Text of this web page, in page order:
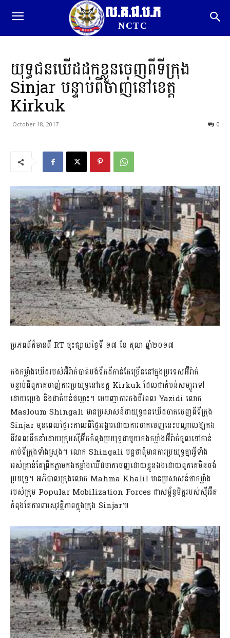
ល.គ.ជ.ប.ភ
NCTC
យុទ្ធជនឃើដដកខ្លួនចេញពីទីក្រុង
Sinjar បន្ទាប់ពីចាញ់នៅខេត្ត
Kirkuk
October 18, 2017 0
ប្រភពព័ត៌មានពី RT ចុះផ្សាយថ្ងៃទី ១៧ ខែ តុលា ឆ្នាំ២០១៧
កងកម្លាំងឃើដរបស់អ៊ីរ៉ាក់បាត់បង់ទឹកដីកាន់តែច្រើននៅក្នុងប្រទេសអ៊ីរ៉ាក់
បន្ទាប់ពីពួកគេចាញ់ការប្រយុទ្ធនៅខេត្ត Kirkuk ដែលជាតំបន់សម្បូរទៅ
ដោយប្រេង និងជាតំបន់ជម្លោះ។ មេបញ្ជាការកងជីវពល Yazidi លោក
Masloum Shingali មានប្រសាសន៍ថាយុទ្ធជនឃើដចាកចេញពីទីក្រុង
Sinjar មុនពេលថ្ងៃរះកាលពីថ្ងៃអង្គារដោយការចាកចេញនេះបណ្តាលឱ្យកង
ជីវពលដឹកនាំដោយក្រុមស៊ីអ៊ីតកំពុងប្រយុទ្ធជាមួយកងកម្លាំងអ៊ីរ៉ាក់ចូលទៅកាន់
កាប់ទីក្រុងទាំងស្រុង។ លោក Shingali បន្តថាពុំមានការប្រយុទ្ធគ្នាអ្វីទាំង
អស់គ្រាន់តែព្រឹកភ្លាមកងកម្លាំងឃើដចាកចេញដោយខ្លួនឯងដោយពួកគេមិនចង់
ប្រយុទ្ធ។ អភិបាលក្រុងលោក Mahma Khalil មានប្រសាសន៍ថាកម្លាំង
របស់ក្រុម Popular Mobilization Forces ជាសម្ព័ន្ធមិត្តរបស់ស៊ីអ៊ីត
កំពុងតែការពារសុវត្ថិភាពក្នុងក្រុង Sinjar៕